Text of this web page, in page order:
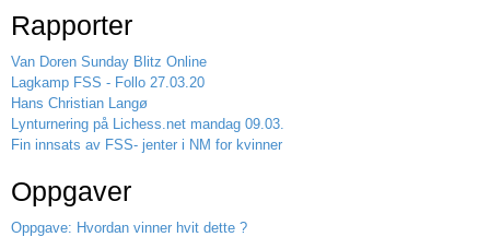
Rapporter
Van Doren Sunday Blitz Online
Lagkamp FSS - Follo 27.03.20
Hans Christian Langø
Lynturnering på Lichess.net mandag 09.03.
Fin innsats av FSS- jenter i NM for kvinner
Oppgaver
Oppgave: Hvordan vinner hvit dette ?